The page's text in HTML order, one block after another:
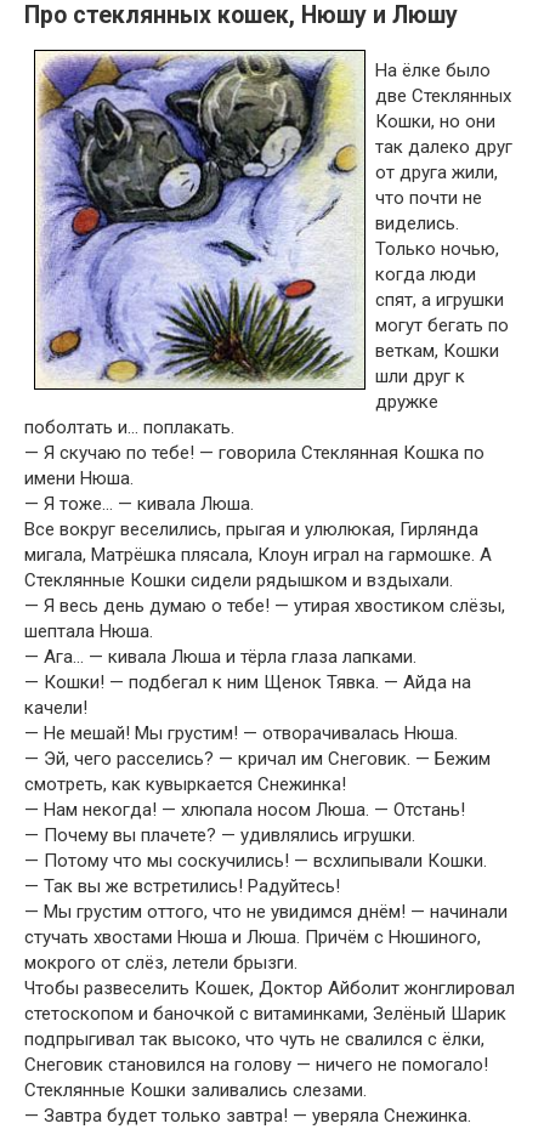
Про стеклянных кошек, Нюшу и Люшу
На ёлке было
две Стеклянных
Кошки, но они
так далеко друг
от друга жили,
что почти не
виделись.
Только ночью,
когда люди
спят, а игрушки
могут бегать по
веткам, Кошки
шли друг к
дружке
поболтать и… поплакать.
— Я скучаю по тебе! — говорила Стеклянная Кошка по
имени Нюша.
— Я тоже… — кивала Люша.
Все вокруг веселились, прыгая и улюлюкая, Гирлянда
мигала, Матрёшка плясала, Клоун играл на гармошке. А
Стеклянные Кошки сидели рядышком и вздыхали.
— Я весь день думаю о тебе! — утирая хвостиком слёзы,
шептала Нюша.
— Ага… — кивала Люша и тёрла глаза лапками.
— Кошки! — подбегал к ним Щенок Тявка. — Айда на
качели!
— Не мешай! Мы грустим! — отворачивалась Нюша.
— Эй, чего расселись? — кричал им Снеговик. — Бежим
смотреть, как кувыркается Снежинка!
— Нам некогда! — хлюпала носом Люша. — Отстань!
— Почему вы плачете? — удивлялись игрушки.
— Потому что мы соскучились! — всхлипывали Кошки.
— Так вы же встретились! Радуйтесь!
— Мы грустим оттого, что не увидимся днём! — начинали
стучать хвостами Нюша и Люша. Причём с Нюшиного,
мокрого от слёз, летели брызги.
Чтобы развеселить Кошек, Доктор Айболит жонглировал
стетоскопом и баночкой с витаминками, Зелёный Шарик
подпрыгивал так высоко, что чуть не свалился с ёлки,
Снеговик становился на голову — ничего не помогало!
Стеклянные Кошки заливались слезами.
— Завтра будет только завтра! — уверяла Снежинка.